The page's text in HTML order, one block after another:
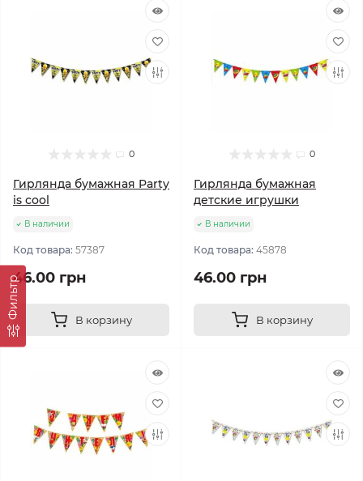
Фильтр
0
Гирлянда бумажная Party
is cool
В наличии
Код товара: 57387
46.00 грн
В корзину
0
Гирлянда бумажная
детские игрушки
В наличии
Код товара: 45878
46.00 грн
В корзину